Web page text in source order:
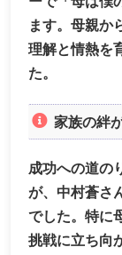
ます。母親か
理解と情熱を
た。
家族の絆
成功への道の
が、中村蒼さ
でした。特に
挑戦に立ち向